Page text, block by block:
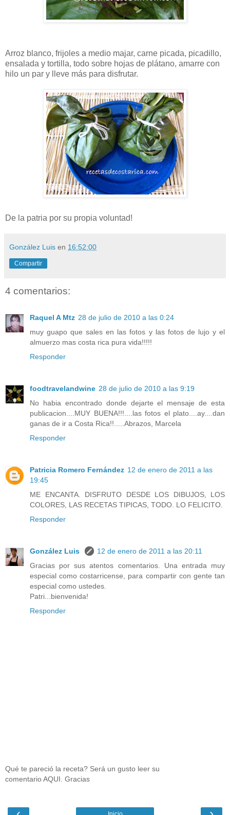
Arroz blanco, frijoles a medio majar, carne picada, picadillo,
ensalada y tortilla, todo sobre hojas de plátano, amarre con
hilo un par y lleve más para disfrutar.
De la patria por su propia voluntad!
González Luis en 16:52:00
Compartir
4 comentarios:
Raquel A Mtz 28 de julio de 2010 a las 0:24
muy guapo que sales en las fotos y las fotos de lujo y el
almuerzo mas costa rica pura vida!!!!!
Responder
foodtravelandwine 28 de julio de 2010 a las 9:19
No habia encontrado donde dejarte el mensaje de esta
publicacion....MUY BUENA!!!....las fotos el plato....ay....dan
ganas de ir a Costa Rica!!.....Abrazos, Marcela
Responder
Patricia Romero Fernández 12 de enero de 2011 a las
19:45
ME ENCANTA. DISFRUTO DESDE LOS DIBUJOS, LOS
COLORES, LAS RECETAS TIPICAS, TODO. LO FELICITO.
Responder
González Luis
12 de enero de 2011 a las 20:11
Gracias por sus atentos comentarios. Una entrada muy
especial como costarricense, para compartir con gente tan
especial como ustedes.
Patri...bienvenida!
Responder
Qué te pareció la receta? Será un gusto leer su
comentario AQUI. Gracias